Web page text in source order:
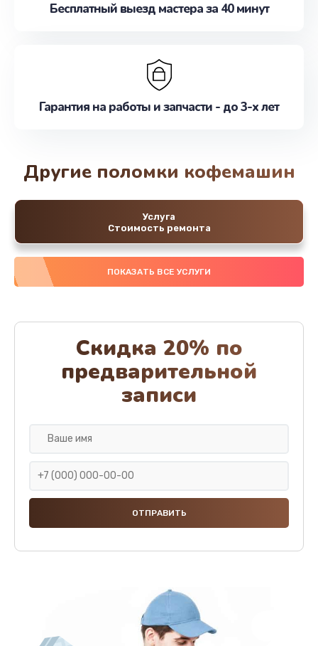
Бесплатный выезд мастера за 40 минут
Гарантия на работы и запчасти - до 3-х лет
Другие поломки кофемашин
Услуга
Стоимость ремонта
ПОКАЗАТЬ ВСЕ УСЛУГИ
Скидка 20% по
предварительной
записи